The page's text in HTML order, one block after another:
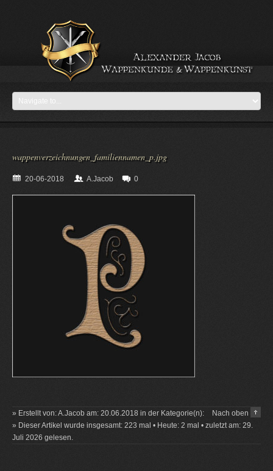
wappenverzeichnungen_familiennamen_p.jpg
20-06-2018 A.Jacob 0
Nach oben
» Erstellt von: A.Jacob am: 20.06.2018 in der Kategorie(n):
» Dieser Artikel wurde insgesamt: 223 mal • Heute: 2 mal • zuletzt am: 29.
Juli 2026 gelesen.